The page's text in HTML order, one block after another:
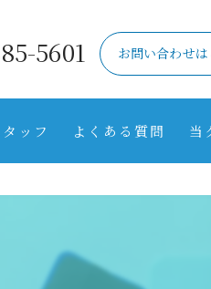
5601 お問い合わせは
ッフ よくある質問 当